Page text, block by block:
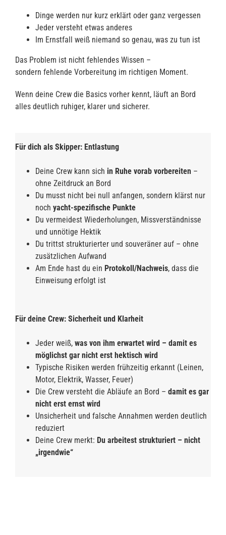
Dinge werden nur kurz erklärt oder ganz vergessen
Jeder versteht etwas anderes
Im Ernstfall weiß niemand so genau, was zu tun ist
Das Problem ist nicht fehlendes Wissen –
sondern fehlende Vorbereitung im richtigen Moment.
Wenn deine Crew die Basics vorher kennt, läuft an Bord
alles deutlich ruhiger, klarer und sicherer.
Für dich als Skipper: Entlastung
Deine Crew kann sich in Ruhe vorab vorbereiten –
ohne Zeitdruck an Bord
Du musst nicht bei null anfangen, sondern klärst nur
noch yacht-spezifische Punkte
Du vermeidest Wiederholungen, Missverständnisse
und unnötige Hektik
Du trittst strukturierter und souveräner auf – ohne
zusätzlichen Aufwand
Am Ende hast du ein Protokoll/Nachweis, dass die
Einweisung erfolgt ist
Für deine Crew: Sicherheit und Klarheit
Jeder weiß, was von ihm erwartet wird – damit es
möglichst gar nicht erst hektisch wird
Typische Risiken werden frühzeitig erkannt (Leinen,
Motor, Elektrik, Wasser, Feuer)
Die Crew versteht die Abläufe an Bord – damit es gar
nicht erst ernst wird
Unsicherheit und falsche Annahmen werden deutlich
reduziert
Deine Crew merkt: Du arbeitest strukturiert – nicht
„irgendwie“